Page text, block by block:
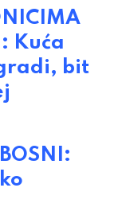
: Kuća
bit